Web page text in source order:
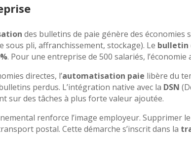
des bulletins de paie génère des économies
sous pli, affranchissement, stockage). Le bulletin
. Pour une entreprise de 500 salariés,
directes, l’automatisation paie libère du
perdus. L’intégration native avec la DSN
sur des tâches à plus forte valeur ajoutée.
renforce l’image employeur. Supprimer
postal. Cette démarche s’inscrit dans la